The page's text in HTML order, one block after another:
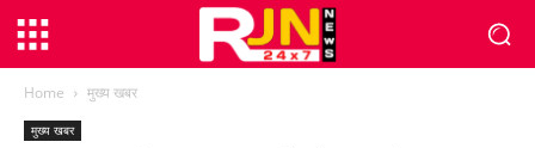
Home मुख्य खबर
मुख्य खबर